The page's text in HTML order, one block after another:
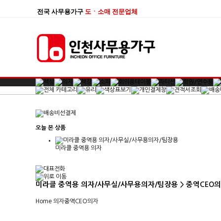
전국 사무용가구 도ㆍ소매 전문업체
오늘 본 상품
미라클 중역용 의자
미라클 중역용 의자/사무실/사무용의자/팀장용 > 중역CEO
Home 의자중역CEO의자